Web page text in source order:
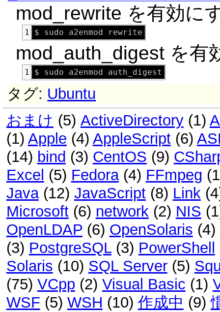
mod_rewrite を有効に
1
mod_auth_digest を有
1
タグ: Ubuntu
おまけ (5) ActiveDirectory(1)
(1) Apple (4) AppleScript(6)
(14) bind (3) CentOS (9)
Excel (5) Fedora(4) FFmpeg
Java(12) JavaScript(8) Link
Microsoft(6) network(2) NIS
OpenLDAP (6) OpenSolaris (4)
(3) PostgreSQL(3) PowerShell
Solaris (10) SQL Server(5)
(75) VCpp (2) Visual Basic (1)
WSF (5) WSH (10) 作成中 (9)